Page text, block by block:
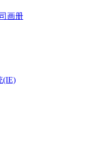
画册
(IE)